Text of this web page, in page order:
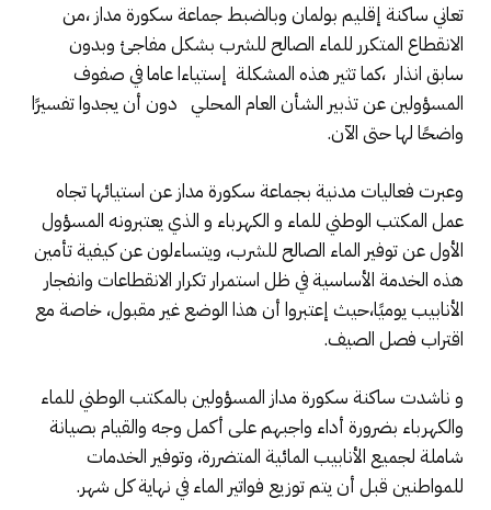
تعاني ساكنة إقليم بولمان وبالضبط جماعة سكورة مداز ،من
الانقطاع المتكرر للماء الصالح للشرب بشكل مفاجئ وبدون
سابق انذار ،كما تثير هذه المشكلة إستياءا عاما في صفوف
المسؤولين عن تذبير الشأن العام المحلي دون أن يجدوا تفسيرًا
واضحًا لها حتى الآن.
وعبرت فعاليات مدنية بجماعة سكورة مداز عن استيائها تجاه
عمل المكتب الوطني للماء و الكهرباء و الذي يعتبرونه المسؤول
الأول عن توفير الماء الصالح للشرب، ويتساءلون عن كيفية تأمين
هذه الخدمة الأساسية في ظل استمرار تكرار الانقطاعات وانفجار
الأنابيب يوميًا،حيث إعتبروا أن هذا الوضع غير مقبول، خاصة مع
اقتراب فصل الصيف.
و ناشدت ساكنة سكورة مداز المسؤولين بالمكتب الوطني للماء
والكهرباء بضرورة أداء واجبهم على أكمل وجه والقيام بصيانة
شاملة لجميع الأنابيب المائية المتضررة، وتوفير الخدمات
للمواطنين قبل أن يتم توزيع فواتير الماء في نهاية كل شهر.